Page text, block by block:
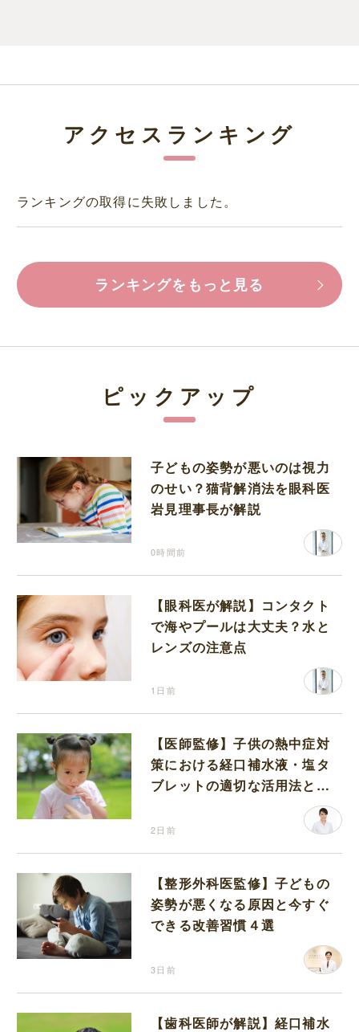
アクセスランキング
ランキングの取得に失敗しました。
ランキングをもっと見る
ピックアップ
子どもの姿勢が悪いのは視力
のせい？猫背解消法を眼科医
岩見理事長が解説
0時間前
【眼科医が解説】コンタクト
で海やプールは大丈夫？水と
レンズの注意点
1日前
【医師監修】子供の熱中症対
策における経口補水液・塩タ
ブレットの適切な活用法と水
2日前
【整形外科医監修】子どもの
姿勢が悪くなる原因と今すぐ
できる改善習慣４選
3日前
【歯科医師が解説】経口補水